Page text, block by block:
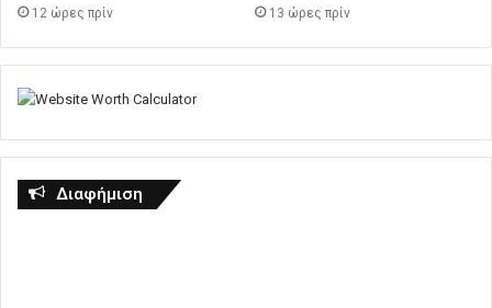
12 ώρες πρίν 13 ώρες πρίν
Διαφήμιση